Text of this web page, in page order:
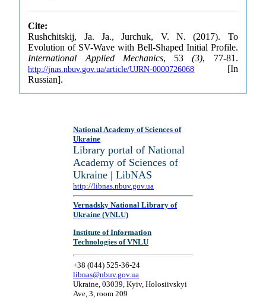
Cite:
Rushchitskij, Ja. Ja., Jurchuk, V. N. (2017). To
Evolution of SV-Wave with Bell-Shaped Initial Profile.
International Applied Mechanics, 53(3), 77-81.
http://jnas.nbuv.gov.ua/article/UJRN-0000726068 [In
Russian].
National Academy of Sciences of
Ukraine
Library portal of National
Academy of Sciences of
Ukraine | LibNAS
http://libnas.nbuv.gov.ua
Vernadsky National Library of
Ukraine (VNLU)
Institute of Information
Technologies of VNLU
+38 (044) 525-36-24
libnas@nbuv.gov.ua
Ukraine, 03039, Kyiv, Holosiivskyi
Ave, 3, room 209